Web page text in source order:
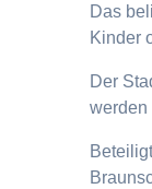
Das
Kinder
Der
werden